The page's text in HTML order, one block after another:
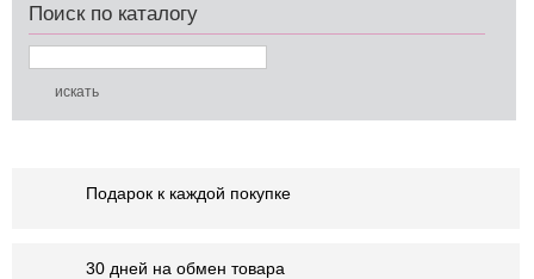
Поиск по каталогу
Подарок к каждой покупке
30 дней на обмен товара